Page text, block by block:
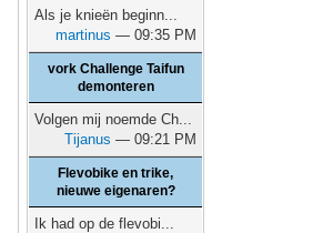
Als je knieën beginn...
martinus — 09:35 PM
vork Challenge Taifun
demonteren
Volgen mij noemde Ch...
Tijanus — 09:21 PM
Flevobike en trike,
nieuwe eigenaren?
Ik had op de flevobi...